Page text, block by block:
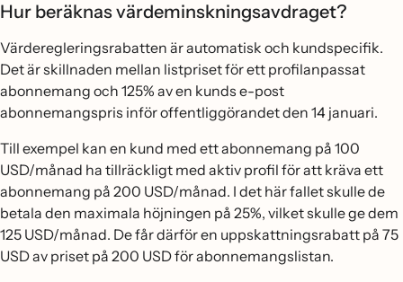
Hur beräknas värdeminskningsavdraget?
Värderegleringsrabatten är automatisk och kundspecifik.
Det är skillnaden mellan listpriset för ett profilanpassat
abonnemang och 125% av en kunds e-post
abonnemangspris inför offentliggörandet den 14 januari.
Till exempel kan en kund med ett abonnemang på 100
USD/månad ha tillräckligt med aktiv profil för att kräva ett
abonnemang på 200 USD/månad. I det här fallet skulle de
betala den maximala höjningen på 25%, vilket skulle ge dem
125 USD/månad. De får därför en uppskattningsrabatt på 75
USD av priset på 200 USD för abonnemangslistan.